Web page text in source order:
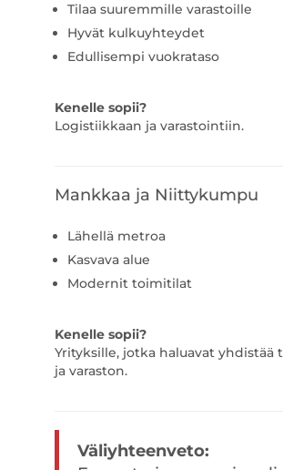
Tilaa suuremmille varastoille
Hyvät kulkuyhteydet
Edullisempi vuokrataso
Kenelle sopii?
Logistiikkaan ja varastointiin.
Mankkaa ja Niittykumpu
Lähellä metroa
Kasvava alue
Modernit toimitilat
Kenelle sopii?
Yrityksille, jotka haluavat yhdistää
ja varaston.
Väliyhteenveto: